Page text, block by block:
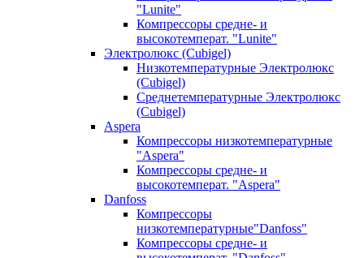
"Lunite"
Компрессоры средне- и
высокотемперат. "Lunite"
Электролюкс (Cubigel)
Низкотемпературные Электролюкс
(Cubigel)
Среднетемпературные Электролюкс
(Cubigel)
Aspera
Компрессоры низкотемпературные
"Aspera"
Компрессоры средне- и
высокотемперат. "Aspera"
Danfoss
Компрессоры
низкотемпературные"Danfoss"
Компрессоры средне- и